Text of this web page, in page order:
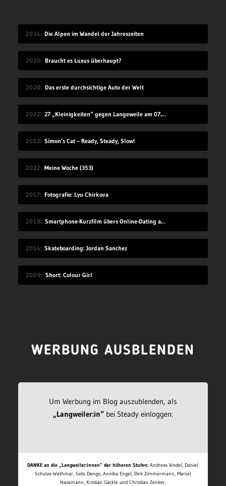
2024 Die Alpen im Wandel der Jahreszeiten
2020 Braucht es Luxus überhaupt?
2020 Das erste durchsichtige Auto der Welt
2022 27 „Kleinigkeiten“ gegen Langeweile am 07.08.2022
2012 Simon’s Cat – Ready, Steady, Slow!
2022 Meine Woche (353)
2017 Fotografie: Lyu Chirkova
2018 Smartphone-Kurzfilm übers Online-Dating auf Zugreise
2014 Skateboarding: Jordan Sanchez
2009 Short: Colour Girl
WERBUNG AUSBLENDEN
Um Werbung im Blog auszublenden, als
„Langweiler:in“bei Steady einloggen:
DANKE an die „Langweiler:innen“ der höheren Stufen: Andreas Wedel, Daniel
Schulze-Wethmar, Goto Dengo, Annika Engel, Dirk Zimmermann, Marcel
Nasemann, Kristian Gäckle und Christian Zenker.